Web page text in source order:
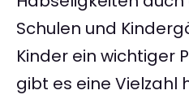
Schulen und
Kinder ein wichtiger
gibt es eine